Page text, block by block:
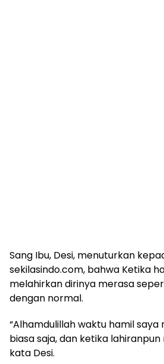
Sang Ibu, Desi, menuturkan
sekilasindo.com, bahwa Ketika
melahirkan dirinya merasa
dengan normal.
“Alhamdulillah waktu hamil
biasa saja, dan ketika
kata Desi.